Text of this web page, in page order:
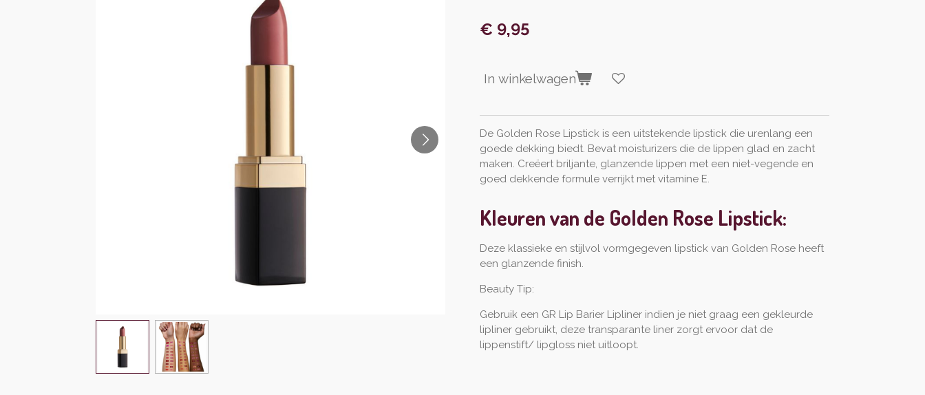
€ 9,95
In winkelwagen
De Golden Rose Lipstick is een uitstekende lipstick die urenlang een
goede dekking biedt. Bevat moisturizers die de lippen glad en zacht
maken. Creëert briljante, glanzende lippen met een niet-vegende en
goed dekkende formule verrijkt met vitamine E.
Kleuren van de Golden Rose Lipstick:
Deze klassieke en stijlvol vormgegeven lipstick van Golden Rose heeft
een glanzende finish.
Beauty Tip:
Gebruik een GR Lip Barier Lipliner indien je niet graag een gekleurde
lipliner gebruikt, deze transparante liner zorgt ervoor dat de
lippenstift/ lipgloss niet uitloopt.